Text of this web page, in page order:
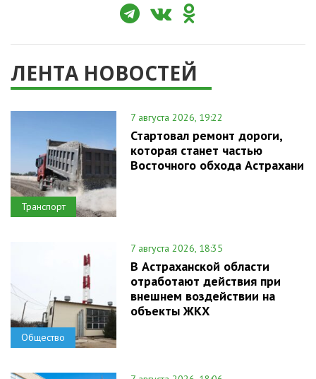
ЛЕНТА НОВОСТЕЙ
Транспорт
7 августа 2026, 19:22
Стартовал ремонт дороги,
которая станет частью
Восточного обхода Астрахани
Общество
7 августа 2026, 18:35
В Астраханской области
отработают действия при
внешнем воздействии на
объекты ЖКХ